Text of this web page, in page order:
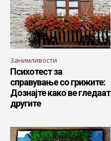
Занимливости
Психотест за
справување со грижите:
Дознајте како ве гледаат
другите